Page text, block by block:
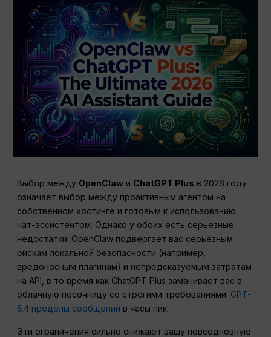
Выбор между OpenClaw и ChatGPT Plus в 2026 году
означает выбор между проактивным агентом на
собственном хостинге и готовым к использованию
чат-ассистентом. Однако у обоих есть серьезные
недостатки. OpenClaw подвергает вас серьезным
рискам локальной безопасности (например,
вредоносным плагинам) и непредсказуемым затратам
на API, в то время как ChatGPT Plus заманивает вас в
облачную песочницу со строгими требованиями. GPT-
5.4 пределы сообщений в часы пик.
Эти ограничения сильно снижают вашу повседневную